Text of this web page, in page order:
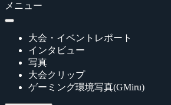
メニュー
大会・イベントレポート
インタビュー
写真
大会クリップ
ゲーミング環境写真(GMiru)